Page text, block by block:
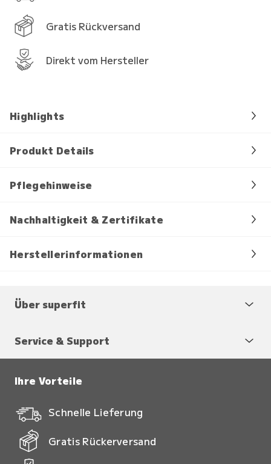
Gratis Rückversand
Direkt vom Hersteller
Highlights
Produkt Details
Pflegehinweise
Nachhaltigkeit & Zertifikate
Herstellerinformationen
Über superfit
Service & Support
Ihre Vorteile
Schnelle Lieferung
Gratis Rückerversand